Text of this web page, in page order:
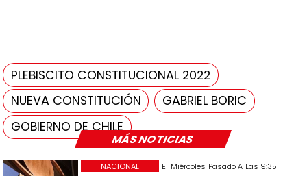
MÁS NOTICIAS
El Miércoles Pasado A Las 9:35
NACIONAL
PLEBISCITO CONSTITUCIONAL 2022
NUEVA CONSTITUCIÓN
GABRIEL BORIC
GOBIERNO DE CHILE